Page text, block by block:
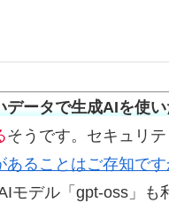
データで生成AIを使
そうです。セキュリ
ることはご存知です
モデル「gpt-oss」も